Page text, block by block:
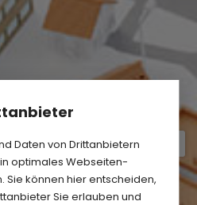
Daten von Drittanbietern
optimales Webseiten-
Sie können hier entscheiden,
Sie erlauben und